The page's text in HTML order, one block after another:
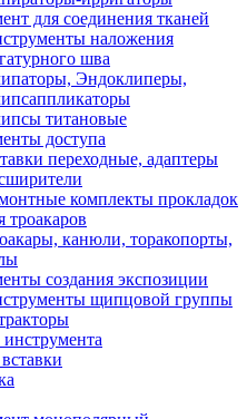
для соединения тканей
наложения
шва
Эндоклиперы,
титановые
доступа
переходные, адаптеры
комплекты прокладок
троакаров
канюли, торакопорты,
создания экспозиции
щипцовой группы